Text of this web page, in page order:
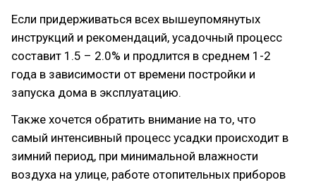
Если придерживаться всех вышеупомянутых
инструкций и рекомендаций, усадочный процесс
составит 1.5 – 2.0% и продлится в среднем 1-2
года в зависимости от времени постройки и
запуска дома в эксплуатацию.
Также хочется обратить внимание на то, что
самый интенсивный процесс усадки происходит в
зимний период, при минимальной влажности
воздуха на улице, работе отопительных приборов